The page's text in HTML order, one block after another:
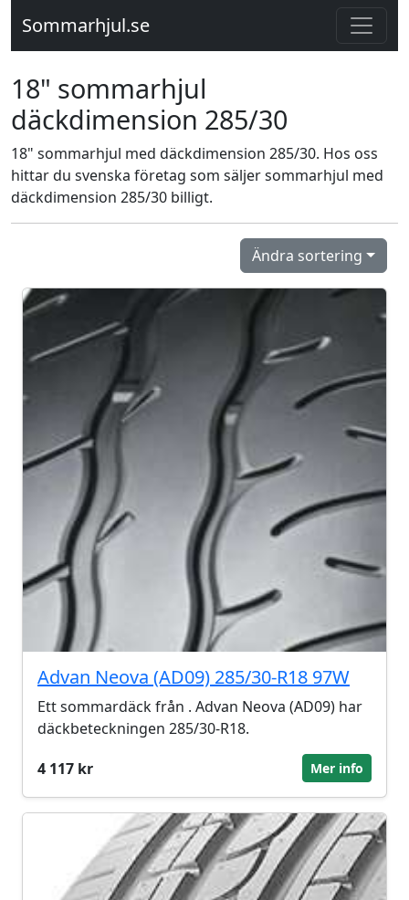
Sommarhjul.se
18" sommarhjul
däckdimension 285/30
18" sommarhjul med däckdimension 285/30. Hos oss
hittar du svenska företag som säljer sommarhjul med
däckdimension 285/30 billigt.
Ändra sortering
Advan Neova (AD09) 285/30-R18 97W
Ett sommardäck från . Advan Neova (AD09) har
däckbeteckningen 285/30-R18.
4 117 kr
Mer info